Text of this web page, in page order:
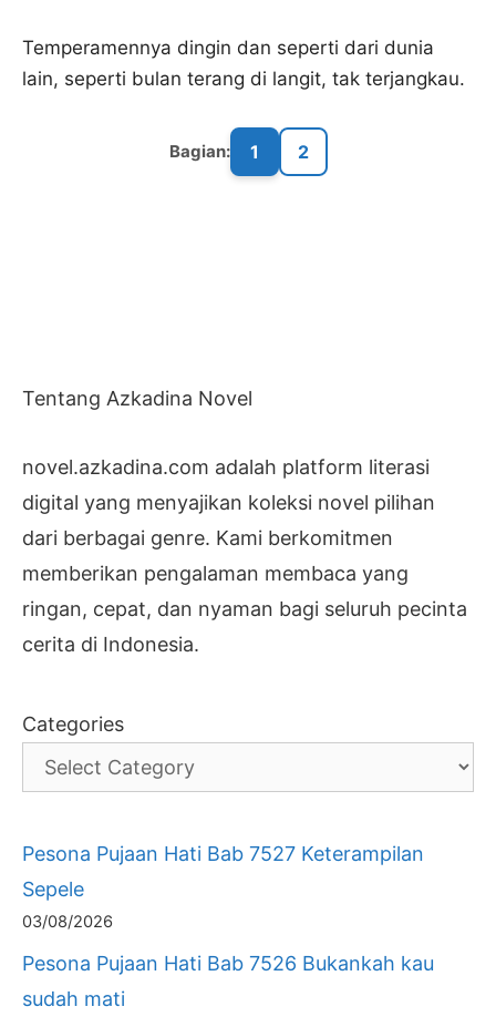
Temperamennya dingin dan seperti dari dunia
lain, seperti bulan terang di langit, tak terjangkau.
Bagian: 1 2
Tentang Azkadina Novel
novel.azkadina.com adalah platform literasi
digital yang menyajikan koleksi novel pilihan
dari berbagai genre. Kami berkomitmen
memberikan pengalaman membaca yang
ringan, cepat, dan nyaman bagi seluruh pecinta
cerita di Indonesia.
Categories
Pesona Pujaan Hati Bab 7527 Keterampilan
Sepele
03/08/2026
Pesona Pujaan Hati Bab 7526 Bukankah kau
sudah mati